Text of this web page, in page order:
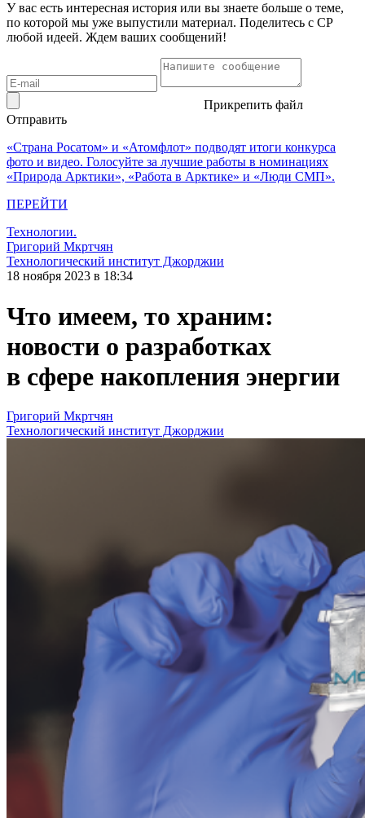
У вас есть интересная история или вы знаете больше о теме,
по которой мы уже выпустили материал. Поделитесь с СР
любой идеей. Ждем ваших сообщений!
Прикрепить файл
Отправить
«Страна Росатом» и «Атомфлот» подводят итоги конкурса
фото и видео. Голосуйте за лучшие работы в номинациях
«Природа Арктики», «Работа в Арктике» и «Люди СМП».
ПЕРЕЙТИ
Технологии.
Григорий Мкртчян
Технологический институт Джорджии
18 ноября 2023 в 18:34
Что имеем, то храним:
новости о разработках
в cфере накопления энергии
Григорий Мкртчян
Технологический институт Джорджии